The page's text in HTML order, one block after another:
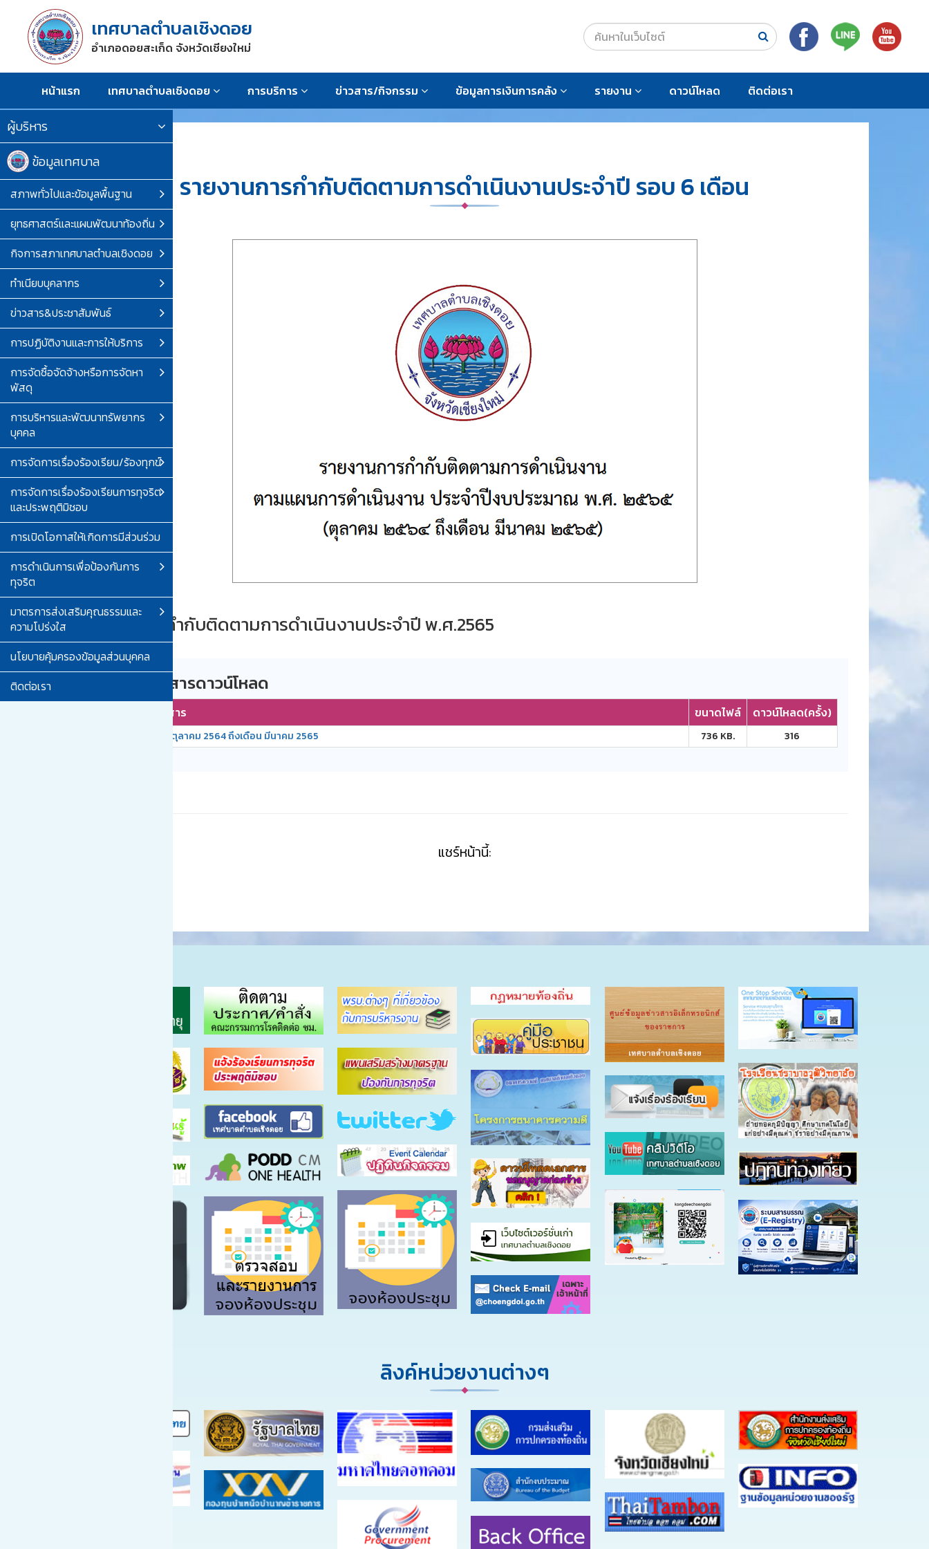
เทศบาลตำบลเชิงดอย
อำเภอดอยสะเก็ด จังหวัดเชียงใหม่
หน้าแรก เทศบาลตำบลเชิงดอย การบริการ ข่าวสาร/กิจกรรม ข้อมูลการเงินการคลัง รายงาน ดาวน์โหลด ติดต่อเรา
ผู้บริหาร
ข้อมูลเทศบาล
สภาพทั่วไปและข้อมูลพื้นฐาน
ยุทธศาสตร์และแผนพัฒนาท้องถิ่น
กิจการสภาเทศบาลตำบลเชิงดอย
ทำเนียบบุคลากร
ข่าวสาร&ประชาสัมพันธ์
การปฏิบัติงานและการให้บริการ
การจัดซื้อจัดจ้างหรือการจัดหา
พัสดุ
การบริหารและพัฒนาทรัพยากร
บุคคล
การจัดการเรื่องร้องเรียน/ร้องทุกข์
การจัดการเรื่องร้องเรียนการทุจริต
และประพฤติมิชอบ
การเปิดโอกาสให้เกิดการมีส่วนร่วม
การดำเนินการเพื่อป้องกันการ
ทุจริต
มาตรการส่งเสริมคุณธรรมและ
ความโปร่งใส
นโยบายคุ้มครองข้อมูลส่วนบุคคล
ติดต่อเรา
รายงานการกำกับติดตามการดำเนินงานประจำปี รอบ 6 เดือน
รายงานการกำกับติดตามการดำเนินงานประจำปี พ.ศ.2565
รายการเอกสารดาวน์โหลด
ชื่อเอกสาร ขนาดไฟล์ ดาวน์โหลด(ครั้ง)
เดือนตุลาคม 2564 ถึงเดือน มีนาคม 2565 736 KB. 316
แชร์หน้านี้:
ลิงค์หน่วยงานต่างๆ